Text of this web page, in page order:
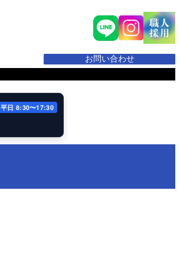
お問い合わせ
平日 8:30〜17:30